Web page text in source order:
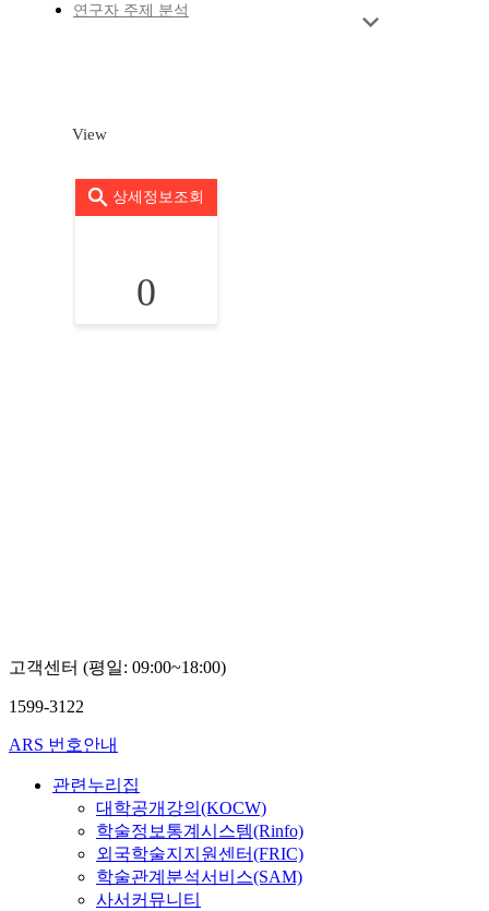
연구자 주제 분석
View
상세정보조회
0
고객센터 (평일: 09:00~18:00)
1599-3122
ARS 번호안내
관련누리집
대학공개강의(KOCW)
학술정보통계시스템(Rinfo)
외국학술지지원센터(FRIC)
학술관계분석서비스(SAM)
사서커뮤니티